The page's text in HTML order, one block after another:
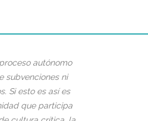
autónomo
subvenciones ni
Si esto es así es
que participa